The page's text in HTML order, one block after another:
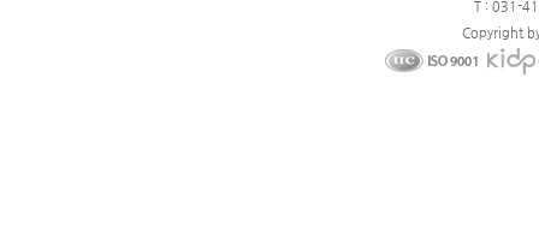
T : 031-
Copyright